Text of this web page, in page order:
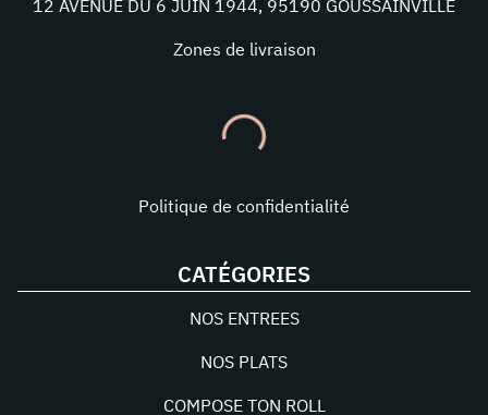
12 AVENUE DU 6 JUIN 1944, 95190 GOUSSAINVILLE
Zones de livraison
Politique de confidentialité
CATÉGORIES
NOS ENTREES
NOS PLATS
COMPOSE TON ROLL